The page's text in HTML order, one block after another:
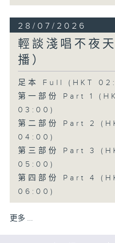
28/07/2026
輕談淺唱不夜
播）
足本 Full (HKT
第一部份 Part 1
03:00)
第二部份 Part 2
04:00)
第三部份 Part 3
05:00)
第四部份 Part 4
06:00)
更多 ...